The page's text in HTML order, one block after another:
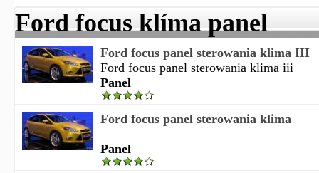
Ford focus klíma panel
Ford focus panel sterowania klima III
Ford focus panel sterowania klima iii
Panel
Ford focus panel sterowania klima
Panel